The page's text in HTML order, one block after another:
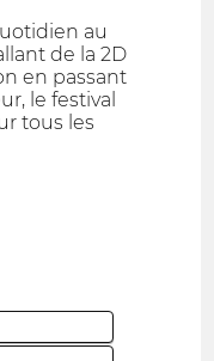
au
de la 2D
en passant
le festival
tous les